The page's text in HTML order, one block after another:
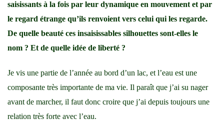
saisissants à la fois par leur dynamique en mouvement et par
le regard étrange qu’ils renvoient vers celui qui les regarde.
De quelle beauté ces insaisissables silhouettes sont-elles le
nom ? Et de quelle idée de liberté ?
Je vis une partie de l’année au bord d’un lac, et l’eau est une
composante très importante de ma vie. Il paraît que j’ai su nager
avant de marcher, il faut donc croire que j’ai depuis toujours une
relation très forte avec l’eau.